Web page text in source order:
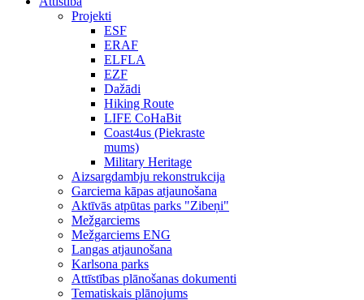
Projekti
ESF
ERAF
ELFLA
EZF
Dažādi
Hiking Route
LIFE CoHaBit
Coast4us (Piekraste
mums)
Military Heritage
Aizsargdambju rekonstrukcija
Garciema kāpas atjaunošana
Aktīvās atpūtas parks "Zibeņi"
Mežgarciems
Mežgarciems ENG
Langas atjaunošana
Karlsona parks
Attīstības plānošanas dokumenti
Tematiskais plānojums